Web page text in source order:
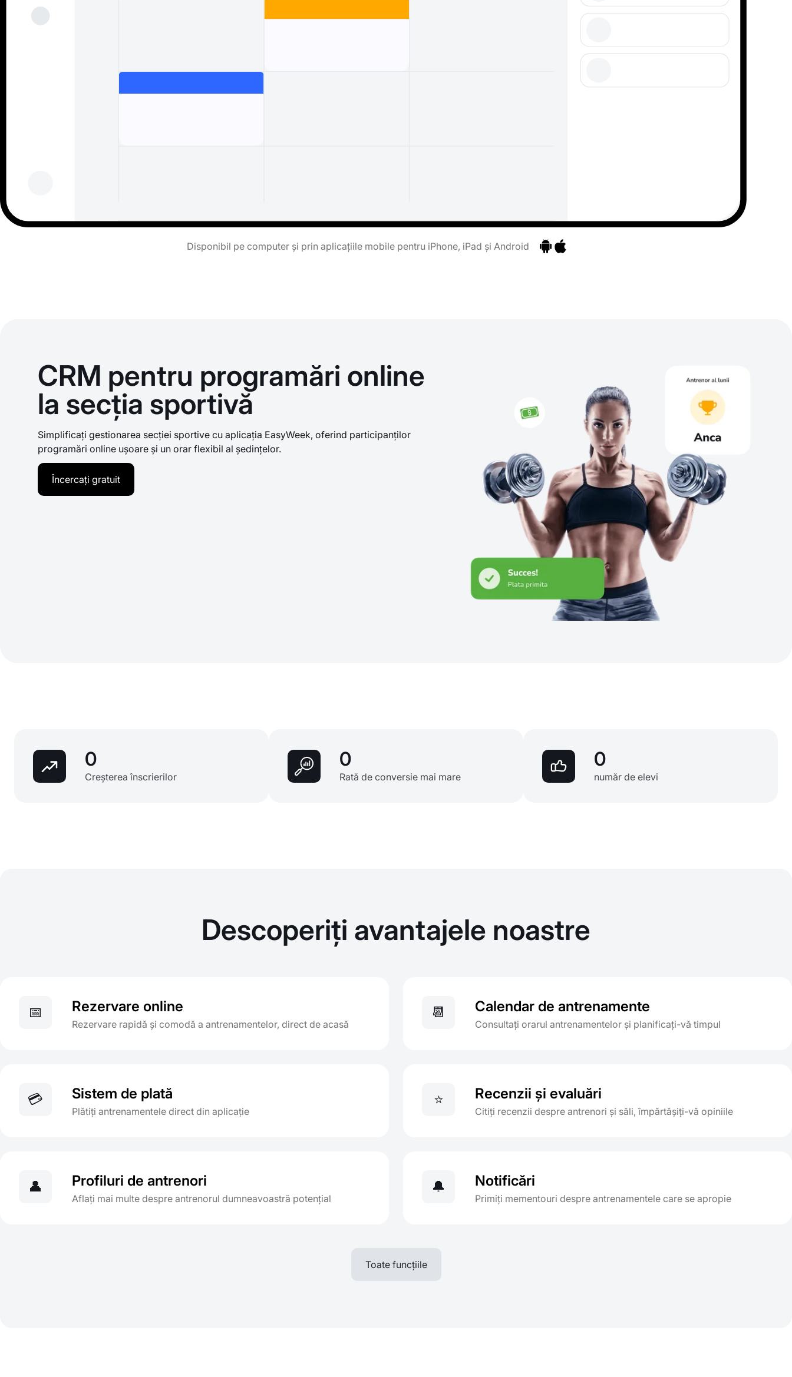
Disponibil pe computer și prin aplicațiile mobile pentru iPhone, iPad și Android
CRM pentru programări online
la secția sportivă
Simplificați gestionarea secției sportive cu aplicația EasyWeek, oferind participanților
programări online ușoare și un orar flexibil al ședințelor.
Încercați gratuit
0
Creșterea înscrierilor
0
Rată de conversie mai mare
0
număr de elevi
Descoperiți avantajele noastre
📅 Rezervare online
Rezervare rapidă și comodă a antrenamentelor, direct de acasă
📆 Calendar de antrenamente
Consultați orarul antrenamentelor și planificați-vă timpul
💳 Sistem de plată
Plătiți antrenamentele direct din aplicație
⭐ Recenzii și evaluări
Citiți recenzii despre antrenori și săli, împărtășiți-vă opiniile
👤 Profiluri de antrenori
Aflați mai multe despre antrenorul dumneavoastră potențial
🔔 Notificări
Primiți mementouri despre antrenamentele care se apropie
Toate funcțiile